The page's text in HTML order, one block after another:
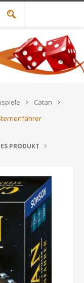
Catan
PRODUKT